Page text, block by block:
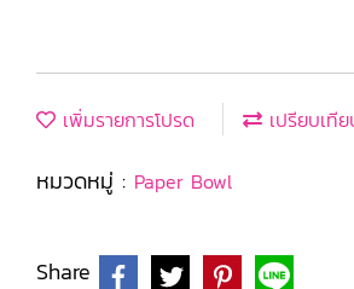
เพิ่มรายการโปรด เปรียบเที
หมวดหมู่ : Paper Bowl
Share